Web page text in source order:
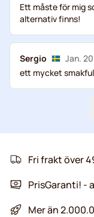
Ett måste för mig
alternativ finns!
Sergio
Jan.
ett mycket
Fri frakt över
PrisGaranti! -
Mer än